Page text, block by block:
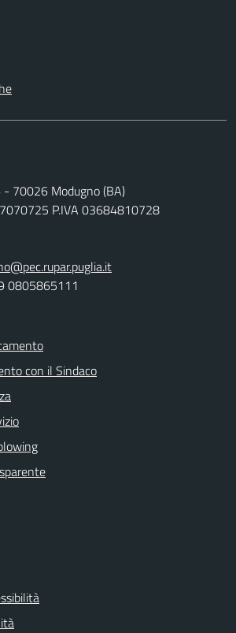
- 70026 Modugno (BA)
P.IVA 03684810728
0805865111
con il Sindaco